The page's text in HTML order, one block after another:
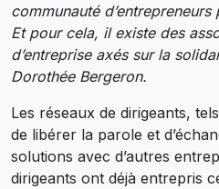
communauté
Et pour cela, il existe des
d’entreprise axés sur la
Dorothée Bergeron.
Les réseaux de dirigeants,
de libérer la parole et
solutions avec d’autres
dirigeants ont déjà entrepris